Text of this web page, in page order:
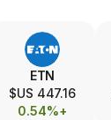
ETN
447.16 US$
+0.54%